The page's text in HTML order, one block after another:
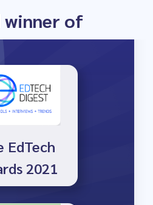
winner of
Winner
EdTech
2021